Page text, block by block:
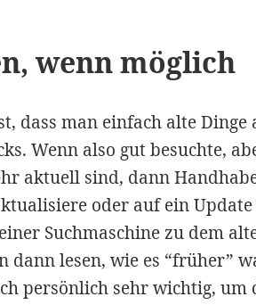
wenn möglich
dass man einfach alte
Wenn also gut besuchte,
aktuell sind, dann
oder auf ein
Suchmaschine zu dem
dann lesen, wie es “früher”
persönlich sehr wichtig, um